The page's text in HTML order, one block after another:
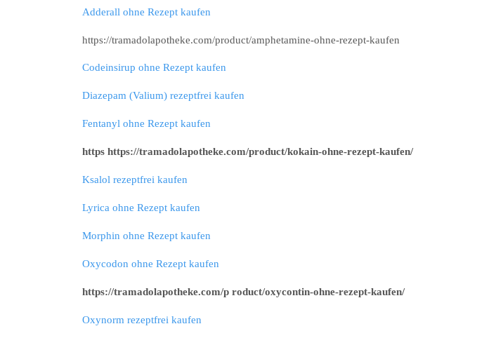
Adderall ohne Rezept kaufen
https://tramadolapotheke.com/product/amphetamine-ohne-rezept-kaufen
Codeinsirup ohne Rezept kaufen
Diazepam (Valium) rezeptfrei kaufen
Fentanyl ohne Rezept kaufen
https https://tramadolapotheke.com/product/kokain-ohne-rezept-kaufen/
Ksalol rezeptfrei kaufen
Lyrica ohne Rezept kaufen
Morphin ohne Rezept kaufen
Oxycodon ohne Rezept kaufen
https://tramadolapotheke.com/p roduct/oxycontin-ohne-rezept-kaufen/
Oxynorm rezeptfrei kaufen